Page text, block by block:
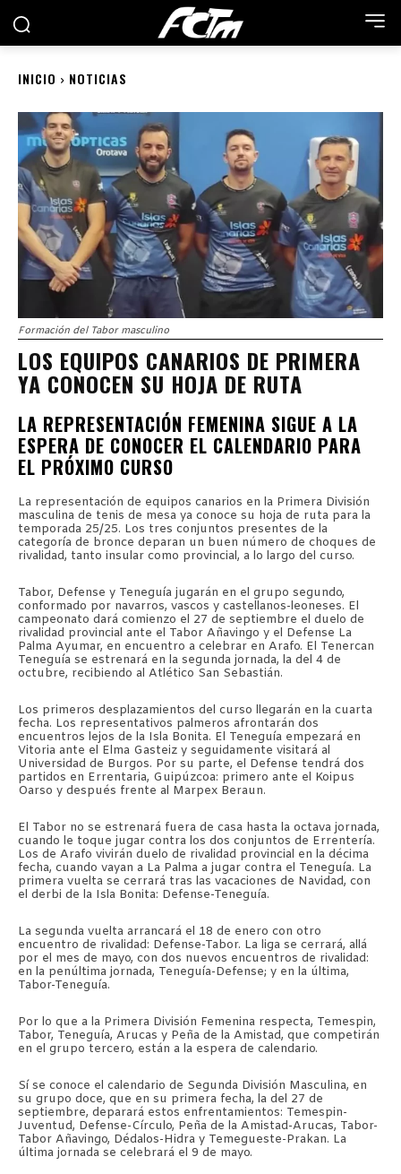
INICIO NOTICIAS
Formación del Tabor masculino
LOS EQUIPOS CANARIOS DE PRIMERA
YA CONOCEN SU HOJA DE RUTA
LA REPRESENTACIÓN FEMENINA SIGUE A LA
ESPERA DE CONOCER EL CALENDARIO PARA
EL PRÓXIMO CURSO
La representación de equipos canarios en la Primera División
masculina de tenis de mesa ya conoce su hoja de ruta para la
temporada 25/25. Los tres conjuntos presentes de la
categoría de bronce deparan un buen número de choques de
rivalidad, tanto insular como provincial, a lo largo del curso.
Tabor, Defense y Teneguía jugarán en el grupo segundo,
conformado por navarros, vascos y castellanos-leoneses. El
campeonato dará comienzo el 27 de septiembre el duelo de
rivalidad provincial ante el Tabor Añavingo y el Defense La
Palma Ayumar, en encuentro a celebrar en Arafo. El Tenercan
Teneguía se estrenará en la segunda jornada, la del 4 de
octubre, recibiendo al Atlético San Sebastián.
Los primeros desplazamientos del curso llegarán en la cuarta
fecha. Los representativos palmeros afrontarán dos
encuentros lejos de la Isla Bonita. El Teneguía empezará en
Vitoria ante el Elma Gasteiz y seguidamente visitará al
Universidad de Burgos. Por su parte, el Defense tendrá dos
partidos en Errentaria, Guipúzcoa: primero ante el Koipus
Oarso y después frente al Marpex Beraun.
El Tabor no se estrenará fuera de casa hasta la octava jornada,
cuando le toque jugar contra los dos conjuntos de Errentería.
Los de Arafo vivirán duelo de rivalidad provincial en la décima
fecha, cuando vayan a La Palma a jugar contra el Teneguía. La
primera vuelta se cerrará tras las vacaciones de Navidad, con
el derbi de la Isla Bonita: Defense-Teneguía.
La segunda vuelta arrancará el 18 de enero con otro
encuentro de rivalidad: Defense-Tabor. La liga se cerrará, allá
por el mes de mayo, con dos nuevos encuentros de rivalidad:
en la penúltima jornada, Teneguía-Defense; y en la última,
Tabor-Teneguía.
Por lo que a la Primera División Femenina respecta, Temespin,
Tabor, Teneguía, Arucas y Peña de la Amistad, que competirán
en el grupo tercero, están a la espera de calendario.
Sí se conoce el calendario de Segunda División Masculina, en
su grupo doce, que en su primera fecha, la del 27 de
septiembre, deparará estos enfrentamientos: Temespin-
Juventud, Defense-Círculo, Peña de la Amistad-Arucas, Tabor-
Tabor Añavingo, Dédalos-Hidra y Temegueste-Prakan. La
última jornada se celebrará el 9 de mayo.